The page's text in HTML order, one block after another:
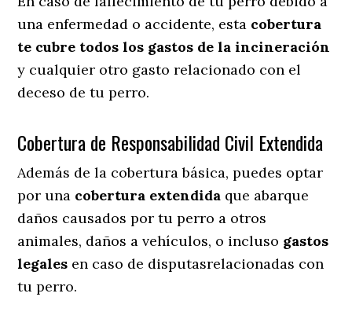
una enfermedad o accidente, esta cobertura
te cubre todos los gastos de la incineración
y cualquier otro gasto relacionado con el
deceso de tu perro.
Cobertura de Responsabilidad Civil Extendida
Además de la cobertura básica, puedes optar
por una cobertura extendida que abarque
daños causados por tu perro a otros
animales, daños a vehículos, o incluso gastos
legales en caso de disputasrelacionadas con
tu perro.